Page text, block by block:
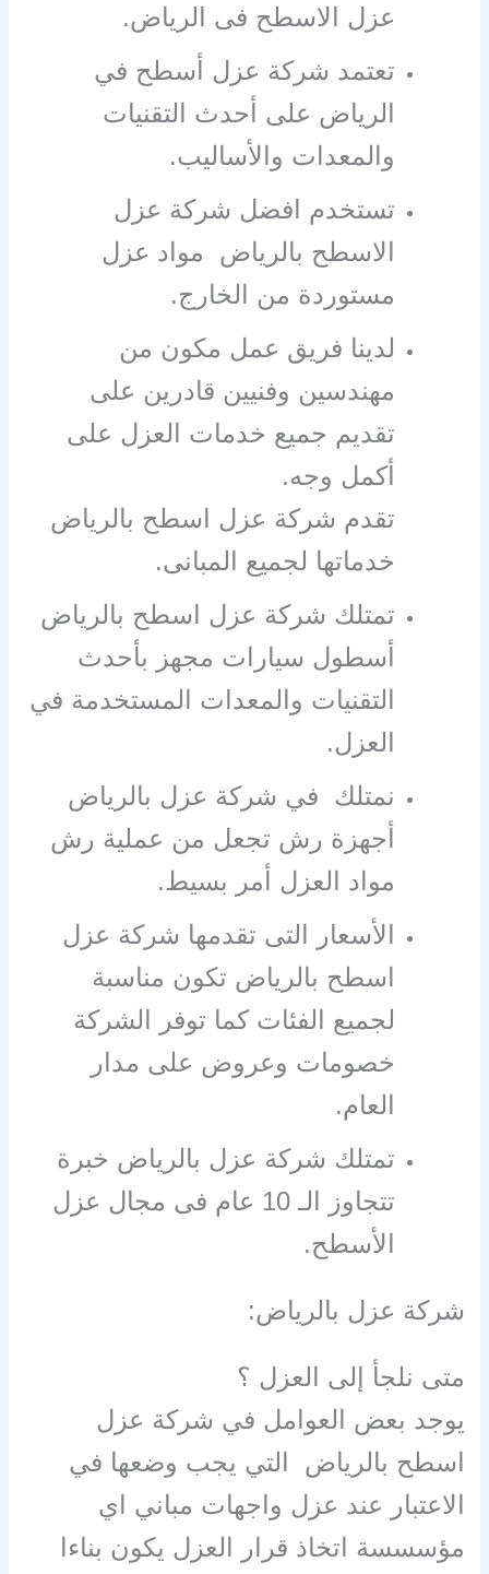
عزل الاسطح فى الرياض.
تعتمد شركة عزل أسطح في
الرياض على أحدث التقنيات
والمعدات والأساليب.
تستخدم افضل شركة عزل
الاسطح بالرياض مواد عزل
مستوردة من الخارج.
لدينا فريق عمل مكون من
مهندسين وفنيين قادرين على
تقديم جميع خدمات العزل على
أكمل وجه.
تقدم شركة عزل اسطح بالرياض
خدماتها لجميع المبانى.
تمتلك شركة عزل اسطح بالرياض
أسطول سيارات مجهز بأحدث
التقنيات والمعدات المستخدمة في
العزل.
نمتلك في شركة عزل بالرياض
أجهزة رش تجعل من عملية رش
مواد العزل أمر بسيط.
الأسعار التى تقدمها شركة عزل
اسطح بالرياض تكون مناسبة
لجميع الفئات كما توفر الشركة
خصومات وعروض على مدار
العام.
تمتلك شركة عزل بالرياض خبرة
تتجاوز الـ 10 عام فى مجال عزل
الأسطح.
شركة عزل بالرياض:
متى نلجأ إلى العزل ؟
يوجد بعض العوامل في شركة عزل
اسطح بالرياض التي يجب وضعها في
الاعتبار عند عزل واجهات مباني اي
مؤسسسة اتخاذ قرار العزل يكون بناءا